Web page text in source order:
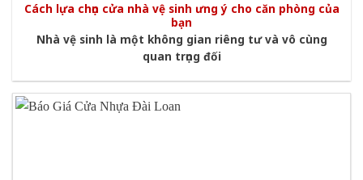
Cách lựa chọn cửa nhà vệ sinh ưng ý cho căn phòng của
bạn
Nhà vệ sinh là một không gian riêng tư và vô cùng
quan trọng đối